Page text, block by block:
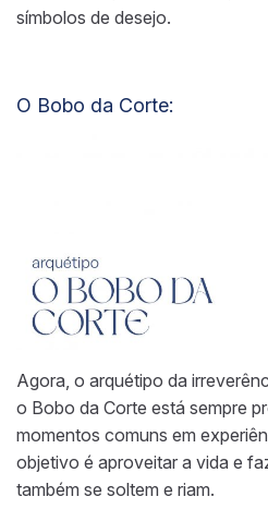
símbolos de desejo.
O Bobo da Corte:
Agora, o arquétipo da
o Bobo da Corte está sempre
momentos comuns em
objetivo é aproveitar a vida e
também se soltem e riam.